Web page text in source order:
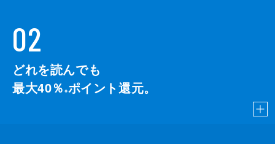
02
どれを読んでも
最大40％ ※ポイント還元。